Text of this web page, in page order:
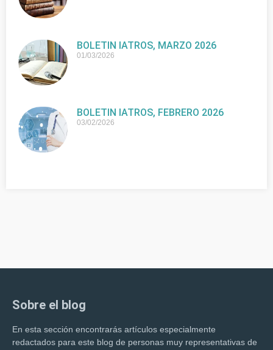
BOLETIN IATROS, MARZO 2026
01/03/2026
BOLETIN IATROS, FEBRERO 2026
03/02/2026
Sobre el blog
En esta sección encontrarás artículos especialmente
redactados para este blog de personas muy representativas de